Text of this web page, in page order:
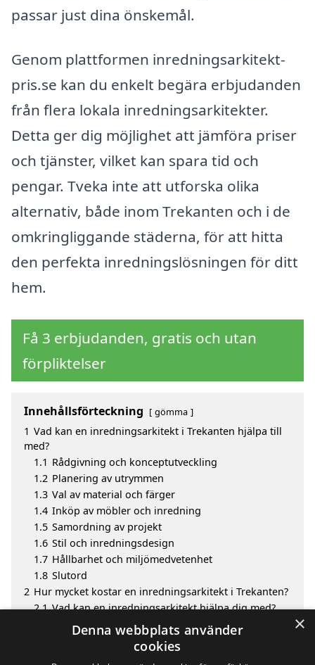
passar just dina önskemål.
Genom plattformen inredningsarkitekt-
pris.se kan du enkelt begära erbjudanden
från flera lokala inredningsarkitekter.
Detta ger dig möjlighet att jämföra priser
och tjänster, vilket kan spara tid och
pengar. Tveka inte att utforska olika
alternativ, både inom Trekanten och i de
omkringliggande städerna, för att hitta
den perfekta inredningslösningen för ditt
hem.
Få 3 erbjudanden, gratis och utan
förpliktelser
Innehållsförteckning gömma
1 Vad kan en inredningsarkitekt i Trekanten hjälpa till
med?
1.1 Rådgivning och konceptutveckling
1.2 Planering av utrymmen
1.3 Val av material och färger
1.4 Inköp av möbler och inredning
1.5 Samordning av projekt
1.6 Stil och inredningsdesign
1.7 Hållbarhet och miljömedvetenhet
1.8 Slutord
2 Hur mycket kostar en inredningsarkitekt i Trekanten?
2.1 Vad kan en inredningsarkitekt hjälpa dig med?
Fördelar med att välja inredningsarkitekt i Trekanten
Sök efter en skicklig inredningsarkitekt i de
omgivande städerna Trekanten
×
Denna webbplats använder
cookies